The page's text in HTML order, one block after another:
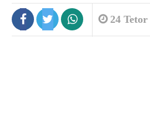
24 Tetor